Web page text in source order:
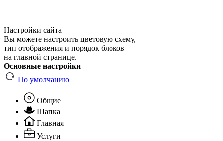
Настройки сайта
Вы можете настроить цветовую схему,
тип отображения и порядок блоков
на главной странице.
Основные настройки
По умолчанию
Общие
Шапка
Главная
Услуги